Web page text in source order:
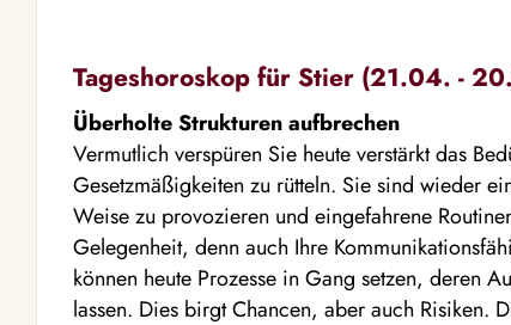
Tageshoroskop für Stier (21.04. -
Überholte Strukturen aufbrechen
Vermutlich verspüren Sie heute verstärkt das
Gesetzmäßigkeiten zu rütteln. Sie sind wieder
Weise zu provozieren und eingefahrene
Gelegenheit, denn auch Ihre
können heute Prozesse in Gang setzen, deren
lassen. Dies birgt Chancen, aber auch Risiken.